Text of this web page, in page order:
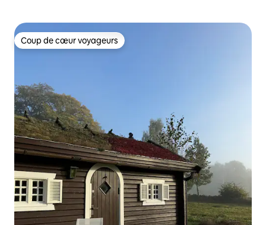
Coup de cœur voyageurs
Coup de cœur voyageurs